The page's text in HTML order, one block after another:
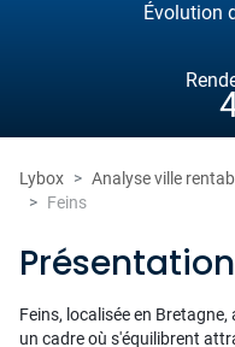
Évolution
Lybox Analyse ville
Feins
Feins, localisée en
un cadre où s'équilibrent